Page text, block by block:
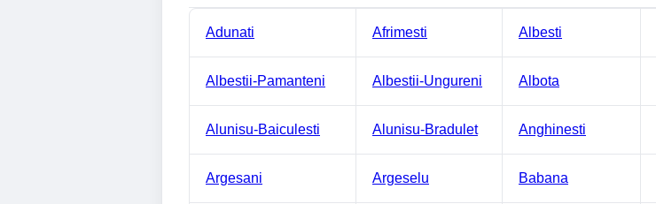
Adunati Afrimesti Albesti
Albestii-Pamanteni Albestii-Ungureni Albota
Alunisu-Baiculesti Alunisu-Bradulet Anghinesti
Argesani Argeselu Babana